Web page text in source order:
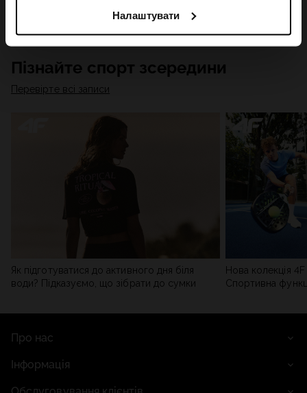
з метою націлювання та покращення відображення
відповідної онлайн-реклами, проведення аналітики,
відповідності вмісту та вдосконалення рішень, які
пропонують наші партнери (наприклад, соціальні
мережі). Детальну інформацію можна знайти в нашій
Політиці конфіденційності
Налаштувати
Пізнайте спорт зсередини
Перевірте всі записи
Як підготуватися до активного дня біля
води? Підказуємо, що зібрати до сумки
Нова колекція
Спортивна
Про нас
Інформація